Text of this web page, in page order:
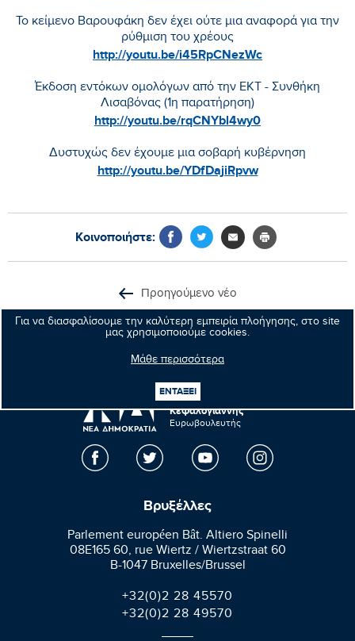
Για να διασφαλίσουμε την καλύτερη εμπειρία πλοήγησης, στο site
μας χρησιμοποιούμε cookies.
Μάθε περισσότερα
ΕΝΤΑΞΕΙ
Το κείμενο Βαρουφάκη δεν έχει ούτε μια αναφορά για την
ρύθμιση του χρέους
http://youtu.be/i45RpCNezWc
Έκδοση εντόκων ομολόγων από την ΕΚΤ - Συνθήκη
Λισαβόνας (1η παρατήρηση)
http://youtu.be/rqCNYbl4wy0
Δυστυχώς δεν έχουμε μια σοβαρή κυβέρνηση
http://youtu.be/YDfDajiRpvw
Κοινοποιήστε:
Προηγούμενο νέο
Επόμενο νέο
Μανώλης
Κεφαλογιάννης
Ευρωβουλευτής
Βρυξέλλες
Parlement européen Bât. Altiero Spinelli
08E165 60, rue Wiertz / Wiertzstraat 60
B-1047 Bruxelles/Brussel
+32(0)2 28 45570
+32(0)2 28 49570